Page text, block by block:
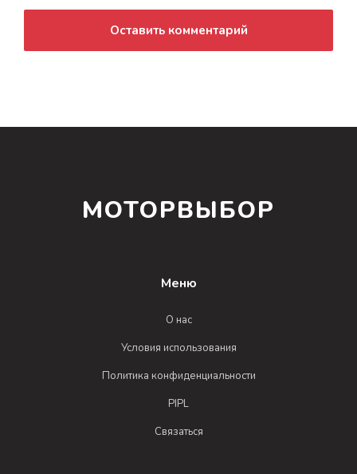
Оставить комментарий
МОТОРВЫБОР
Меню
О нас
Условия использования
Политика конфиденциальности
PIPL
Связаться